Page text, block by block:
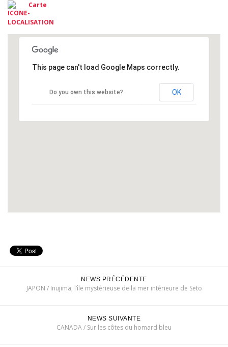
Carte
This page can't load Google Maps correctly.
Do you own this website? OK
NEWS PRÉCÉDENTE
JAPON / Inujima, l’île mystérieuse de la mer intérieure de Seto
NEWS SUIVANTE
CANADA / Sur les côtes du homard bleu